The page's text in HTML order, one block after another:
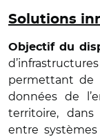
Solutions
Objectif du
permettant de
données de
territoire, dans
entre